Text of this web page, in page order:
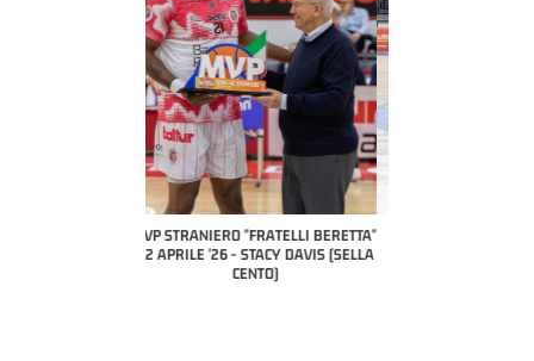
MVP "FRATELLI BERETTA" SAMUEL
DILAS B NAZIONALE APRILE '26 -
MARCO RESTELLI (TAV TREVIGLIO